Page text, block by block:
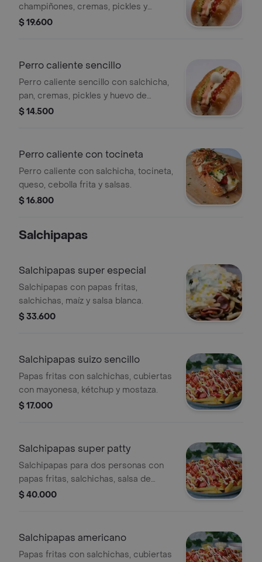
champiñones, cremas, pickles y
huevo de codorniz.
$ 19.600
Perro caliente sencillo
Perro caliente sencillo con salchicha,
pan, cremas, pickles y huevo de
codorniz.
$ 14.500
Perro caliente con tocineta
Perro caliente con salchicha, tocineta,
queso, cebolla frita y salsas.
$ 16.800
Salchipapas
Salchipapas super especial
Salchipapas con papas fritas,
salchichas, maíz y salsa blanca.
$ 33.600
Salchipapas suizo sencillo
Papas fritas con salchichas, cubiertas
con mayonesa, kétchup y mostaza.
$ 17.000
Salchipapas super patty
Salchipapas para dos personas con
papas fritas, salchichas, salsa de
tomate y mayonesa.
$ 40.000
Salchipapas americano
Papas fritas con salchichas, cubiertas